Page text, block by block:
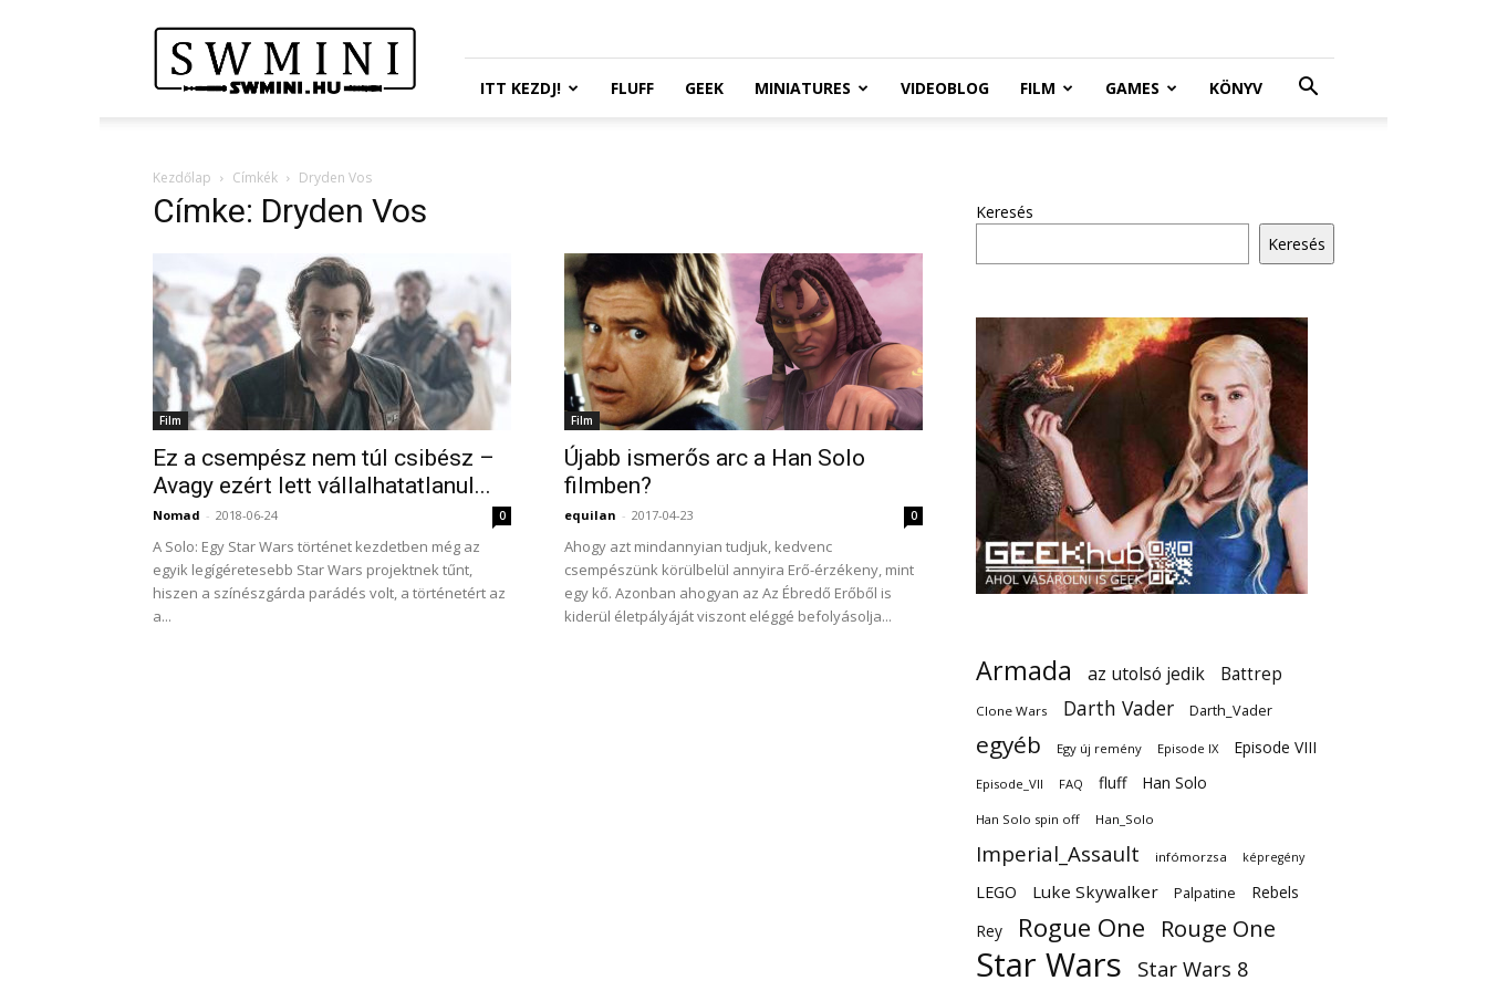
Wars
Miniatures
Portál
ITT KEZDJ! FLUFF GEEK MINIATURES VIDEOBLOG FILM GAMES KÖNYV
Kezdőlap Címkék Dryden Vos
Címke: Dryden Vos
Film
Ez a csempész nem túl csibész –
Avagy ezért lett vállalhatatlanul...
Nomad - 2018-06-24 0
A Solo: Egy Star Wars történet kezdetben még az
egyik legígéretesebb Star Wars projektnek tűnt,
hiszen a színészgárda parádés volt, a történetért az
a...
Film
Újabb ismerős arc a Han Solo
filmben?
equilan - 2017-04-23 0
Ahogy azt mindannyian tudjuk, kedvenc
csempészünk körülbelül annyira Erő-érzékeny, mint
egy kő. Azonban ahogyan az Az Ébredő Erőből is
kiderül életpályáját viszont eléggé befolyásolja...
Keresés
Keresés
Armada az utolsó jedik Battrep
Clone Wars Darth Vader Darth_Vader
egyéb Egy új remény Episode IX Episode VIII
Episode_VII FAQ fluff Han Solo
Han Solo spin off Han_Solo
Imperial_Assault infómorzsa képregény
LEGO Luke Skywalker Palpatine
Rebels
Rey
Rogue One Rouge One
Star Wars Star Wars 8